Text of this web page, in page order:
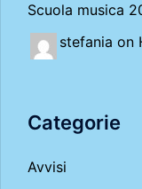
Scuola musica
stefania on
Categorie
Avvisi